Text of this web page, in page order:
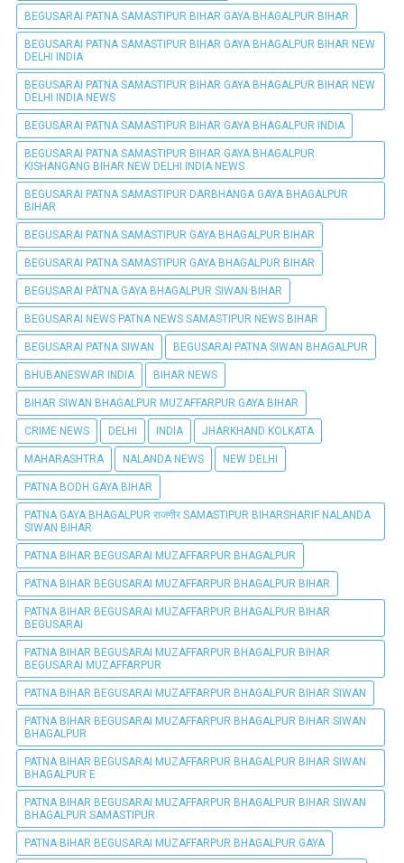
BEGUSARAI PATNA SAMASTIPUR BIHAR GAYA BHAGALPUR BIHAR
BEGUSARAI PATNA SAMASTIPUR BIHAR GAYA BHAGALPUR BIHAR NEW
DELHI INDIA
BEGUSARAI PATNA SAMASTIPUR BIHAR GAYA BHAGALPUR BIHAR NEW
DELHI INDIA NEWS
BEGUSARAI PATNA SAMASTIPUR BIHAR GAYA BHAGALPUR INDIA
BEGUSARAI PATNA SAMASTIPUR BIHAR GAYA BHAGALPUR
KISHANGANG BIHAR NEW DELHI INDIA NEWS
BEGUSARAI PATNA SAMASTIPUR DARBHANGA GAYA BHAGALPUR
BIHAR
BEGUSARAI PATNA SAMASTIPUR GAYA BHAGALPUR BIHAR
BEGUSARAI PATNA SAMASTIPUR GAYA BHAGALPUR BIHAR
BEGUSARAI PÀTNA GAYA BHAGALPUR SIWAN BIHAR
BEGUSARAI NEWS PATNA NEWS SAMASTIPUR NEWS BIHAR
BEGUSARAI PATNA SIWAN BEGUSARAI PATNA SIWAN BHAGALPUR
BHUBANESWAR INDIA BIHAR NEWS
BIHAR SIWAN BHAGALPUR MUZAFFARPUR GAYA BIHAR
CRIME NEWS DELHI INDIA JHARKHAND KOLKATA
MAHARASHTRA NALANDA NEWS NEW DELHI
PATNA BODH GAYA BIHAR
PATNA GAYA BHAGALPUR राजगीर SAMASTIPUR BIHARSHARIF NALANDA
SIWAN BIHAR
PATNA BIHAR BEGUSARAI MUZAFFARPUR BHAGALPUR
PATNA BIHAR BEGUSARAI MUZAFFARPUR BHAGALPUR BIHAR
PATNA BIHAR BEGUSARAI MUZAFFARPUR BHAGALPUR BIHAR
BEGUSARAI
PATNA BIHAR BEGUSARAI MUZAFFARPUR BHAGALPUR BIHAR
BEGUSARAI MUZAFFARPUR
PATNA BIHAR BEGUSARAI MUZAFFARPUR BHAGALPUR BIHAR SIWAN
PATNA BIHAR BEGUSARAI MUZAFFARPUR BHAGALPUR BIHAR SIWAN
BHAGALPUR
PATNA BIHAR BEGUSARAI MUZAFFARPUR BHAGALPUR BIHAR SIWAN
BHAGALPUR E
PATNA BIHAR BEGUSARAI MUZAFFARPUR BHAGALPUR BIHAR SIWAN
BHAGALPUR SAMASTIPUR
PATNA BIHAR BEGUSARAI MUZAFFARPUR BHAGALPUR GAYA